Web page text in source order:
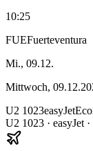
10:25
FUEFuerteventura
Mi., 09.12.
Mittwoch,
U2 1023easyJet
U2 1023 · easyJet·